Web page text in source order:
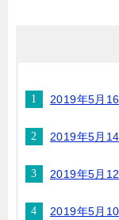
2019年5月
2019年5月
2019年5月
2019年5月